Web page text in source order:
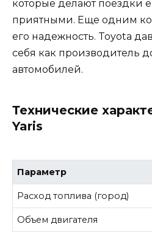
которые делают поездки
приятными. Еще одним
его надежность. Toyota
себя как производитель
автомобилей.
Технические
Yaris
Параметр
Расход топлива (город)
Объем двигателя